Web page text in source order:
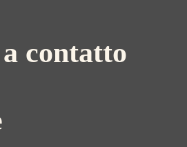
contatto